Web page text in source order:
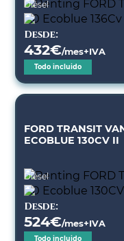
Diésel
Desde:
432€/mes+IVA
Todo incluido
FORD TRANSIT
ECOBLUE 130CV II
Diésel
Desde:
524€/mes+IVA
Todo incluido